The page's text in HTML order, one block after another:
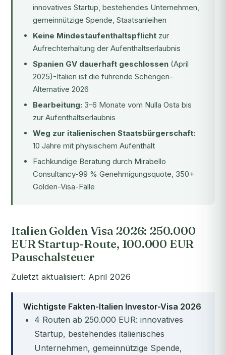
innovatives Startup, bestehendes Unternehmen,
gemeinnützige Spende, Staatsanleihen
Keine Mindestaufenthaltspflicht zur
Aufrechterhaltung der Aufenthaltserlaubnis
Spanien GV dauerhaft geschlossen (April
2025)-Italien ist die führende Schengen-
Alternative 2026
Bearbeitung: 3-6 Monate vom Nulla Osta bis
zur Aufenthaltserlaubnis
Weg zur italienischen Staatsbürgerschaft:
10 Jahre mit physischem Aufenthalt
Fachkundige Beratung durch Mirabello
Consultancy-99 % Genehmigungsquote, 350+
Golden-Visa-Fälle
Italien Golden Visa 2026: 250.000
EUR Startup-Route, 100.000 EUR
Pauschalsteuer
Zuletzt aktualisiert: April 2026
Wichtigste Fakten-Italien Investor-Visa 2026
4 Routen ab 250.000 EUR: innovatives
Startup, bestehendes italienisches
Unternehmen, gemeinnützige Spende,